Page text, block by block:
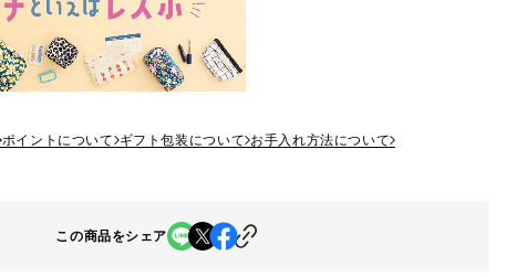
ポイントについて ギフト包装について お手入れ方法について
この商品をシェア